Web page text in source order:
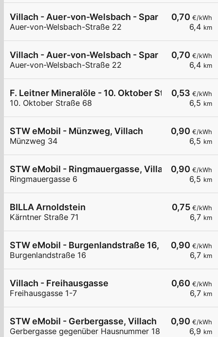
0,70 €/kWh
6,4 km
Villach - Auer-von-Welsbach - Spar
Auer-von-Welsbach-Straße 22
0,70 €/kWh
6,4 km
Villach - Auer-von-Welsbach - Spar
Auer-von-Welsbach-Straße 22
0,53 €/kWh
6,5 km
F. Leitner Mineralöle - 10. Oktober Straße I
10. Oktober Straße 68
0,90 €/kWh
6,5 km
STW eMobil - Münzweg, Villach
Münzweg 34
0,90 €/kWh
6,5 km
STW eMobil - Ringmauergasse, Villach
Ringmauergasse 6
0,75 €/kWh
6,7 km
BILLA Arnoldstein
Kärntner Straße 71
0,90 €/kWh
6,7 km
STW eMobil - Burgenlandstraße 16, 9500 Villach
Burgenlandstraße 16
0,60 €/kWh
6,7 km
Villach - Freihausgasse
Freihausgasse 1-7
0,90 €/kWh
6,9 km
STW eMobil - Gerbergasse, Villach
Gerbergasse gegenüber Hausnummer 18